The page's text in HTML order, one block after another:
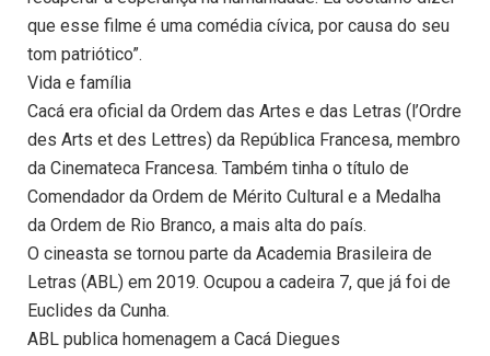
que esse filme é uma comédia cívica, por causa do seu
tom patriótico”.
Vida e família
Cacá era oficial da Ordem das Artes e das Letras (l’Ordre
des Arts et des Lettres) da República Francesa, membro
da Cinemateca Francesa. Também tinha o título de
Comendador da Ordem de Mérito Cultural e a Medalha
da Ordem de Rio Branco, a mais alta do país.
O cineasta se tornou parte da Academia Brasileira de
Letras (ABL) em 2019. Ocupou a cadeira 7, que já foi de
Euclides da Cunha.
ABL publica homenagem a Cacá Diegues